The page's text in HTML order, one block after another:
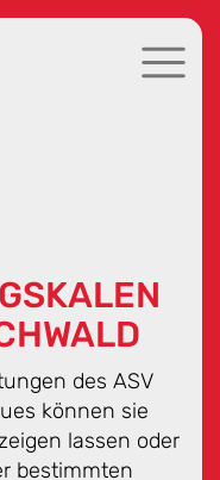
des ASV
können sie
lassen oder
bestimmten